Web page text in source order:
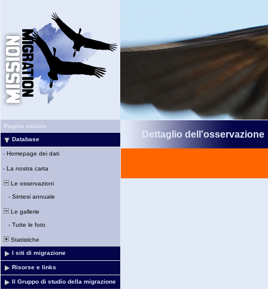
Pagina iniziale
Database
- Homepage dei dati
- La nostra carta
Le osservazioni
- Sintesi annuale
Le gallerie
- Tutte le foto
Statistiche
I siti di migrazione
Risorse e links
Il Gruppo di studio della migrazione
Dettaglio dell'osservazione